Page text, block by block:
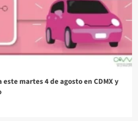
este martes 4 de agosto en CDMX y